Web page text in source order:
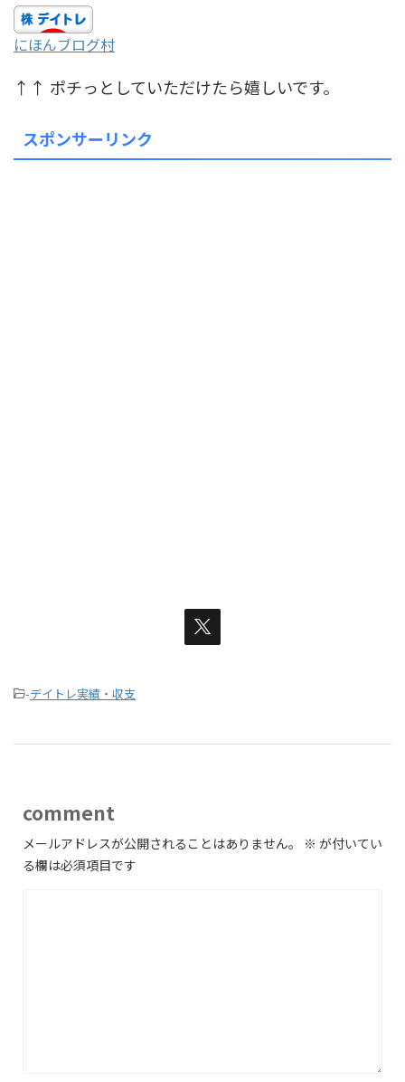
にほんブログ村
↑↑ ポチっとしていただけたら嬉しいです。
スポンサーリンク
-デイトレ実績・収支
comment
メールアドレスが公開されることはありません。 ※ が付いてい
る欄は必須項目です